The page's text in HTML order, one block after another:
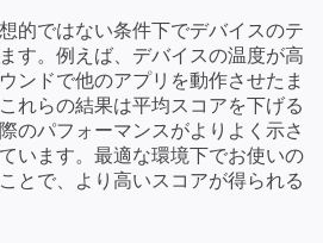
的ではない条件下でデバイスのテ
す。例えば、デバイスの温度が高
ンドで他のアプリを動作させたま
れらの結果は平均スコアを下げる
のパフォーマンスがよりよく示さ
います。最適な環境下でお使いの
とで、より高いスコアが得られる